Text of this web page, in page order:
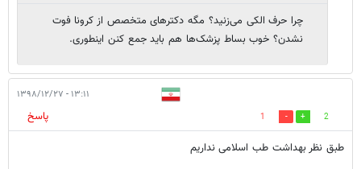
چرا حرف الکی می‌زنید؟ مگه دکترهای متخصص از کرونا فوت
نشدن؟ خوب بساط پزشک‌ها هم باید جمع کنن اینطوری.
۱۳:۱۱ - ۱۳۹۸/۱۲/۲۷
2
1
پاسخ
طبق نظر بهداشت طب اسلامی نداریم